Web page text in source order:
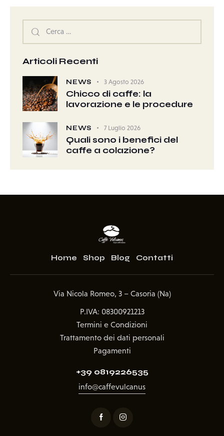
Articoli Recenti
NEWS 3 Agosto 2026
Chicco di caffe: la
lavorazione e le procedure
NEWS 7 Luglio 2026
Quali sono i benefici del
caffe a colazione?
Home Shop Blog Contatti
Via Nicola Romeo, 3 – Casoria (Na)
P.IVA: 08300921213
Termini e Condizioni
Trattamento dei dati personali
Pagamenti
+39 0819226535
info@caffevulcanus